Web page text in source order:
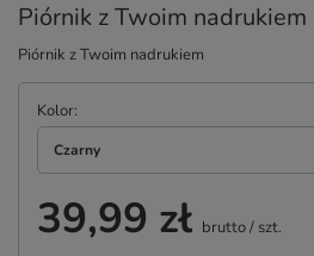
Piórnik z Twoim nadrukiem
Piórnik z Twoim nadrukiem
Kolor
Czarny
39,99 zł brutto/ szt.